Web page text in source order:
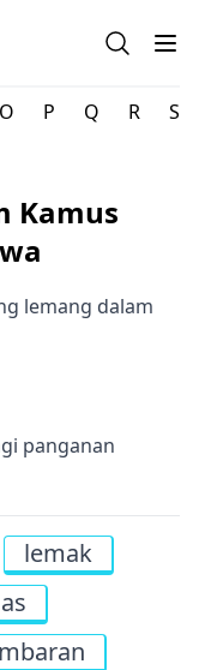
Bahasa Daerah
Open
O P Q R S
Kamus
lemang dalam
panganan
lemak